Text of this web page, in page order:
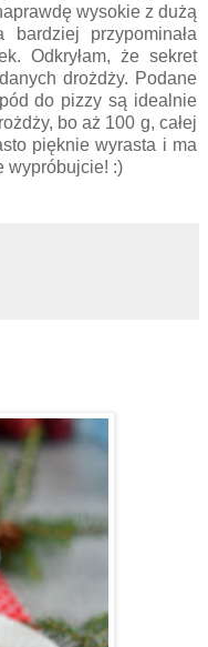
wysokie z dużą
przypominała
Odkryłam, że sekret
drożdży. Podane
do pizzy są idealnie
bo aż 100 g, całej
pięknie wyrasta i ma
wypróbujcie! :)